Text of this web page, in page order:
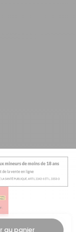
À CONSOMMER AVEC
au panier